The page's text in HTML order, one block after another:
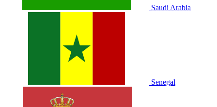
Saudi Arabia
Senegal